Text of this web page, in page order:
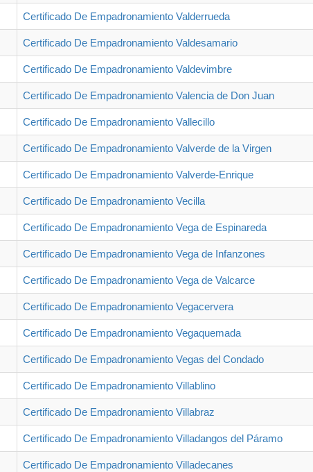
Certificado De Empadronamiento Valderrueda
Certificado De Empadronamiento Valdesamario
Certificado De Empadronamiento Valdevimbre
Certificado De Empadronamiento Valencia de Don Juan
Certificado De Empadronamiento Vallecillo
Certificado De Empadronamiento Valverde de la Virgen
Certificado De Empadronamiento Valverde-Enrique
Certificado De Empadronamiento Vecilla
Certificado De Empadronamiento Vega de Espinareda
Certificado De Empadronamiento Vega de Infanzones
Certificado De Empadronamiento Vega de Valcarce
Certificado De Empadronamiento Vegacervera
Certificado De Empadronamiento Vegaquemada
Certificado De Empadronamiento Vegas del Condado
Certificado De Empadronamiento Villablino
Certificado De Empadronamiento Villabraz
Certificado De Empadronamiento Villadangos del Páramo
Certificado De Empadronamiento Villadecanes